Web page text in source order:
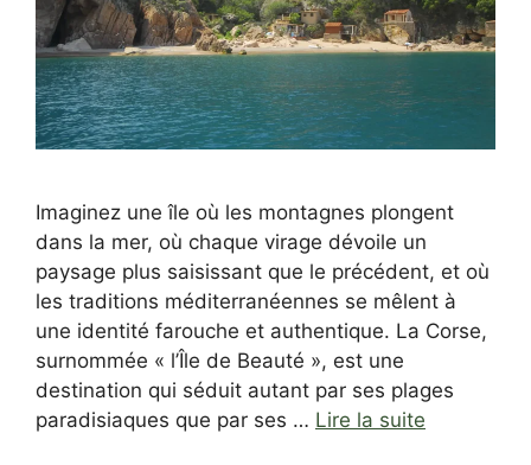
Imaginez une île où les montagnes plongent
dans la mer, où chaque virage dévoile un
paysage plus saisissant que le précédent, et où
les traditions méditerranéennes se mêlent à
une identité farouche et authentique. La Corse,
surnommée « l’Île de Beauté », est une
destination qui séduit autant par ses plages
paradisiaques que par ses … Lire la suite